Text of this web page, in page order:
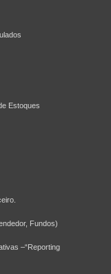
Estoques
Fundos)
–“Reporting